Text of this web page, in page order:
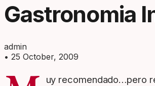
Gastronomia
admin
• 25 October, 2009
uy recomendado…pero